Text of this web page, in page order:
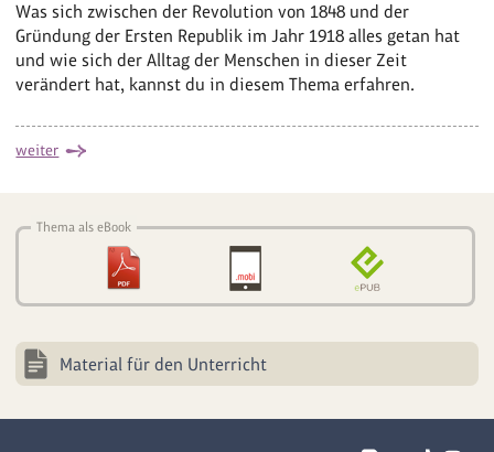
Was sich zwischen der Revolution von 1848 und der
Gründung der Ersten Republik im Jahr 1918 alles getan hat
und wie sich der Alltag der Menschen in dieser Zeit
verändert hat, kannst du in diesem Thema erfahren.
weiter
Thema als eBook
Material für den Unterricht